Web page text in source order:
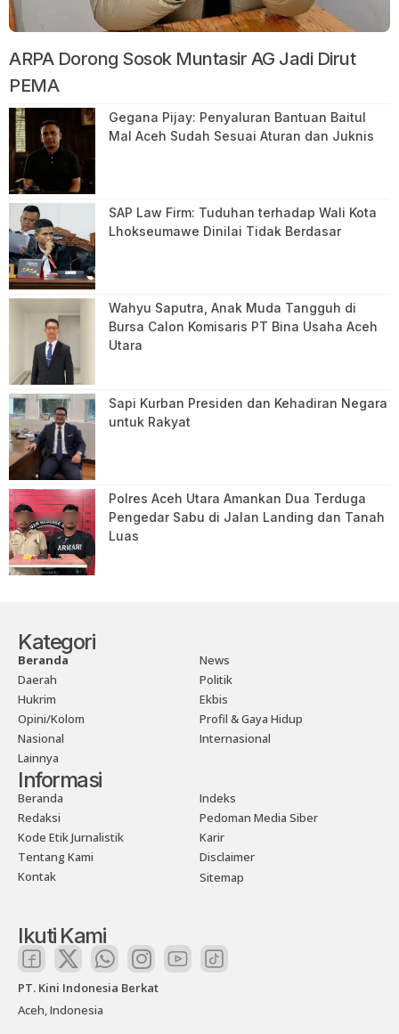
ARPA Dorong Sosok Muntasir AG Jadi Dirut
PEMA
Gegana Pijay: Penyaluran Bantuan Baitul
Mal Aceh Sudah Sesuai Aturan dan Juknis
SAP Law Firm: Tuduhan terhadap Wali Kota
Lhokseumawe Dinilai Tidak Berdasar
Wahyu Saputra, Anak Muda Tangguh di
Bursa Calon Komisaris PT Bina Usaha Aceh
Utara
Sapi Kurban Presiden dan Kehadiran Negara
untuk Rakyat
Polres Aceh Utara Amankan Dua Terduga
Pengedar Sabu di Jalan Landing dan Tanah
Luas
Kategori
Beranda
News
Daerah
Politik
Hukrim
Ekbis
Opini/Kolom
Profil & Gaya Hidup
Nasional
Internasional
Lainnya
Informasi
Beranda
Indeks
Redaksi
Pedoman Media Siber
Kode Etik Jurnalistik
Karir
Tentang Kami
Disclaimer
Kontak
Sitemap
Ikuti Kami
PT. Kini Indonesia Berkat
Aceh, Indonesia